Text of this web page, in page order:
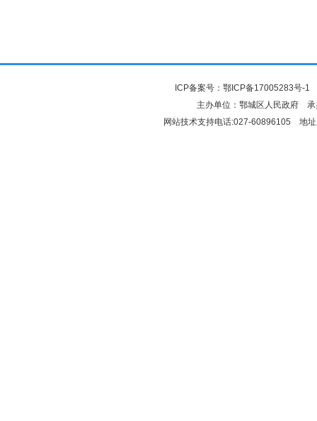
ICP备案号： 鄂ICP备17005283号-1
主办单位：鄂城区人民政府
网站技术支持电话:027-60896105 地